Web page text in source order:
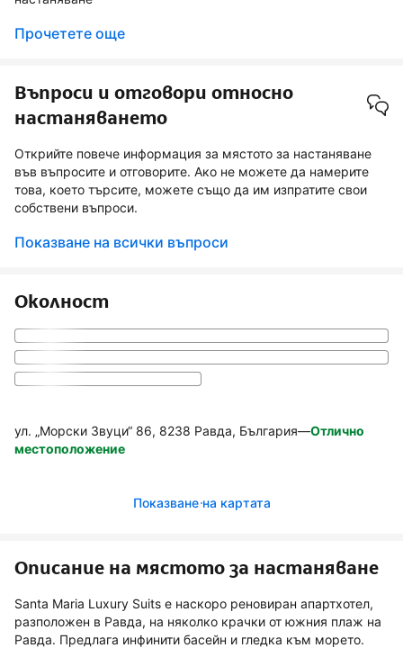
Прочетете още
Въпроси и отговори относно
настаняването
Открийте повече информация за мястото за настаняване
във въпросите и отговорите. Ако не можете да намерите
това, което търсите, можете също да им изпратите свои
собствени въпроси.
Показване на всички въпроси
Околност
ул. „Морски Звуци“ 86, 8238 Равда, България—Отлично
местоположение
Показване на картата
Описание на мястото за настаняване
Santa Maria Luxury Suits е наскоро реновиран апартхотел,
разположен в Равда, на няколко крачки от южния плаж на
Равда. Предлага инфинити басейн и гледка към морето.